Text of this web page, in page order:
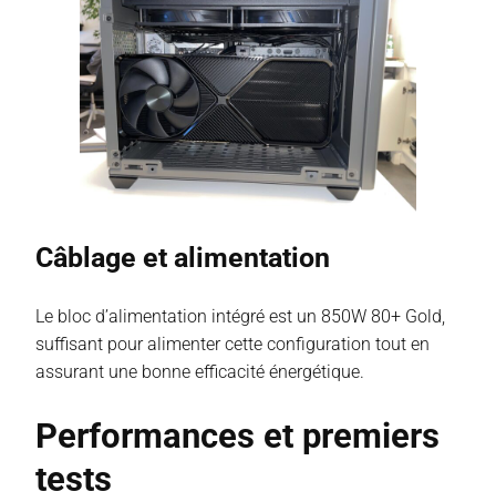
Câblage et alimentation
Le bloc d’alimentation intégré est un 850W 80+ Gold,
suffisant pour alimenter cette configuration tout en
assurant une bonne efficacité énergétique.
Performances et premiers
tests